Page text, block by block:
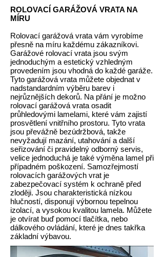
ROLOVACÍ GARÁŽOVÁ VRATA NA
MÍRU
Rolovací garážová vrata vám vyrobíme
přesně na míru každému zákazníkovi.
Garážové rolovací vrata jsou svým
jednoduchým a estetický vzhledným
provedením jsou vhodná do každé garáže.
Tyto garážová vrata můžete objednat v
nadstandardním výběru barev i
nejrůznějších dekorů. Na přání je možno
rolovací garážová vrata osadit
průhledovými lamelami, které vám zajistí
prosvětlení vnitřního prostoru. Tyto vrata
jsou převážně bezúdržbová, takže
nevyžadují mazání, utahování a další
seřizování či pravidelný odborný servis,
velice jednoduchá je také výměna lamel při
případném poškození. Samozřejmostí
rolovacích garážových vrat je
zabezpečovací systém k ochraně před
zloději. Jsou charakteristická nízkou
hlučností, disponují výbornou tepelnou
izolací, a vysokou kvalitou lamela. Můžete
je otvírat buď pomocí tlačítka, nebo
dálkového ovládání, které je dnes takřka
základní výbavou.